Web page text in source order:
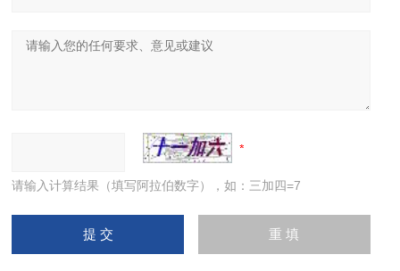
请输入计算结果（填写阿拉伯数字），如：三加四=7